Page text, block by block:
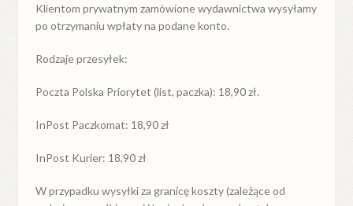
Klientom prywatnym zamówione wydawnictwa wysyłamy
po otrzymaniu wpłaty na podane konto.
Rodzaje przesyłek:
Poczta Polska Priorytet (list, paczka): 18,90 zł.
InPost Paczkomat: 18,90 zł
InPost Kurier: 18,90 zł
W przypadkuwysyłkiza granicękoszty (zależące od